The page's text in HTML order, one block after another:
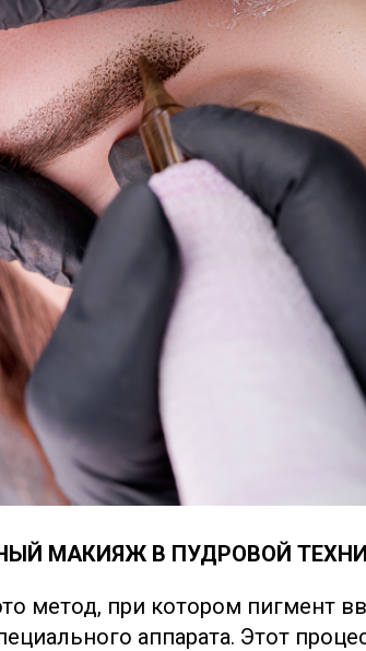
МАКИЯЖ В ПУДРОВОЙ
метод, при котором пигмент
аппарата. Этот